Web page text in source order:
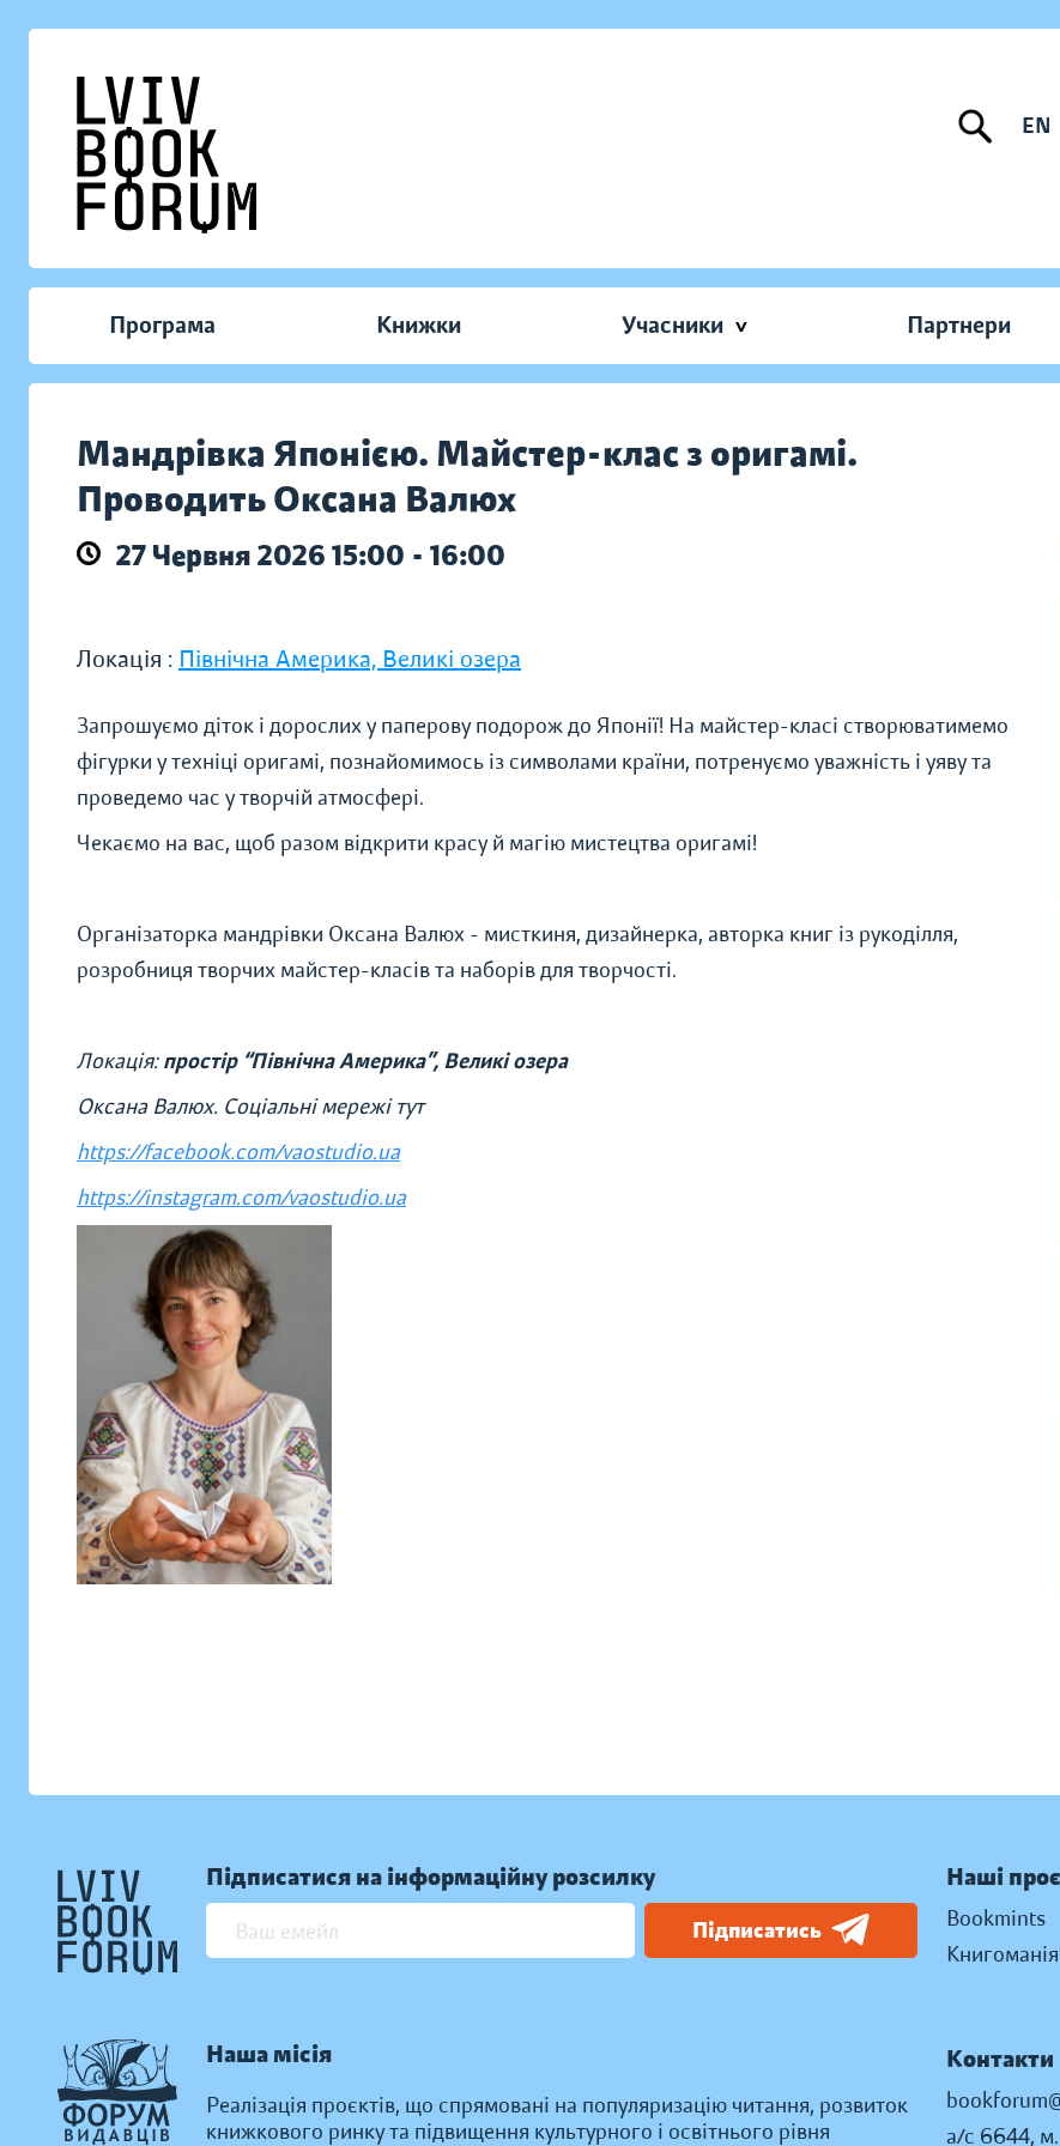
EN
Програма Книжки Учасники Партнери
Мандрівка Японією. Майстер-клас з оригамі.
Проводить Оксана Валюх
27 Червня 2026 15:00 - 16:00
Локація : Північна Америка, Великі озера
Запрошуємо діток і дорослих у паперову подорож до Японії! На майстер-класі створюватимемо
фігурки у техніці оригамі, познайомимось із символами країни, потренуємо уважність і уяву та
проведемо час у творчій атмосфері.
Чекаємо на вас, щоб разом відкрити красу й магію мистецтва оригамі!
Організаторка мандрівки Оксана Валюх - мисткиня, дизайнерка, авторка книг із рукоділля,
розробниця творчих майстер-класів та наборів для творчості.
Локація:простір “Північна Америка”, Великі озера
Оксана Валюх. Соціальні мережі тут
https://facebook.com/vaostudio.ua
https://instagram.com/vaostudio.ua
Підписатися на інформаційну розсилку
Підписатись
Наша місія
Реалізація проєктів, що спрямовані на популяризацію читання, розвиток
книжкового ринку та підвищення культурного і освітнього рівня
Наші
Bookmints
Книгоманія
Контакти
а/с 6644,